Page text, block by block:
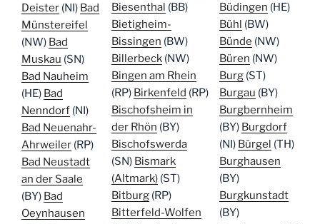
Deister (NI) Bad
Münstereifel
(NW) Bad
Muskau (SN)
Bad Nauheim
(HE) Bad
Nenndorf (NI)
Bad Neuenahr-
Ahrweiler (RP)
Bad Neustadt
an der Saale
(BY) Bad
Oeynhausen
Biesenthal (BB)
Bietigheim-
Bissingen (BW)
Billerbeck(NW)
Bingen am Rhein
(RP) Birkenfeld (RP)
Bischofsheim in
der Rhön (BY)
Bischofswerda
(SN) Bismark
(Altmark)(ST)
Bitburg(RP)
Bitterfeld-Wolfen
Büdingen (HE)
Bühl (BW)
Bünde (NW)
Büren (NW)
Burg(ST)
Burgau (BY)
Burgbernheim
(BY) Burgdorf
(NI) Bürgel (TH)
Burghausen
(BY)
Burgkunstadt
(BY)